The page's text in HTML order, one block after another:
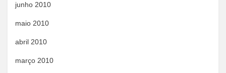
junho 2010
maio 2010
abril 2010
março 2010